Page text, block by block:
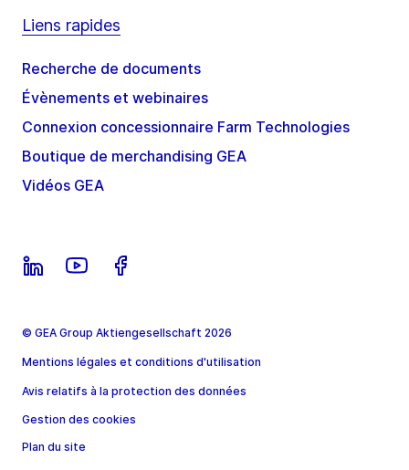
Liens rapides
Recherche de documents
Évènements et webinaires
Connexion concessionnaire Farm Technologies
Boutique de merchandising GEA
Vidéos GEA
© GEA Group Aktiengesellschaft 2026
Mentions légales et conditions d'utilisation
Avis relatifs à la protection des données
Gestion des cookies
Plan du site